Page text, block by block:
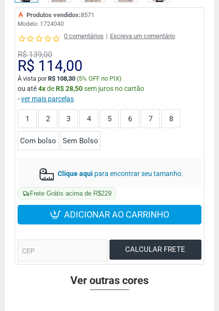
Frete Grátis acima de R$229
Clique aqui para encontrar seu tamanho.
Modelo: 1724040
Produtos vendidos:8571
0 comentários | Escreva um comentário
R$ 114,00
R$ 139,00
À vista porR$ 108,30 (5% OFF no PIX)
ou até4xdeR$ 28,50sem juros no cartão
-ver mais parcelas
1 2 3 4 5 6 7 8
Com bolso Sem Bolso
ADICIONAR AO CARRINHO
Ver outras cores